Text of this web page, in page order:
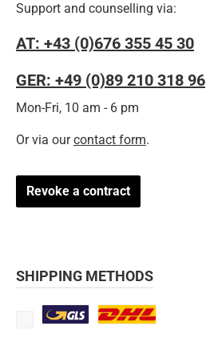
Support and counselling via:
AT: +43 (0)676 355 45 30
GER: +49 (0)89 210 318 96
Mon-Fri, 10 am - 6 pm
Or via ourcontact form.
Revoke a contract
SHIPPING METHODS